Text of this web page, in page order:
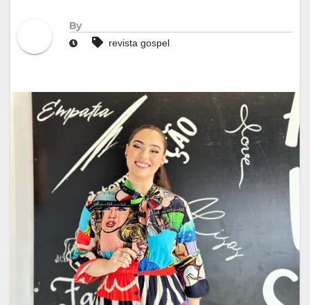
By
revista gospel